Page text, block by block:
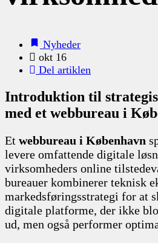
Nyheder
okt 16
Del artiklen
Introduktion til
med et webbureau i
Et webbureau i København
levere omfattende digitale
virksomheders online
bureauer kombinerer teknisk
markedsføringsstrategi for at
digitale platforme, der ikke
ud, men også performer